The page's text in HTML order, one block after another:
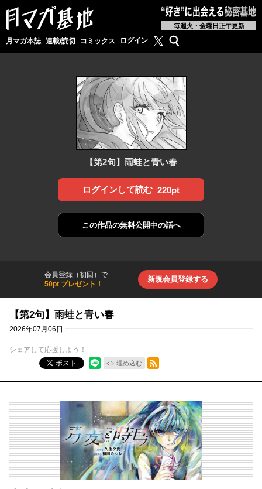
毎週火・金曜日正午更新
月マガ本誌 連載/読切 コミックス ログイン 月マガ基地公式X
検索
【第2句】雨蛙と青い春
ログインして読む 220pt
この作品の無料公開中の話へ
会員登録（初回）で
50pt プレゼント！
新規会員登録する
【第2句】雨蛙と青い春
2026年07月06日
シェアして応援しよう！
ポスト
埋め込む
RSSフィード